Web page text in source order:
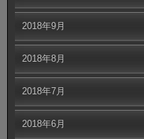
2018年9月
2018年8月
2018年7月
2018年6月